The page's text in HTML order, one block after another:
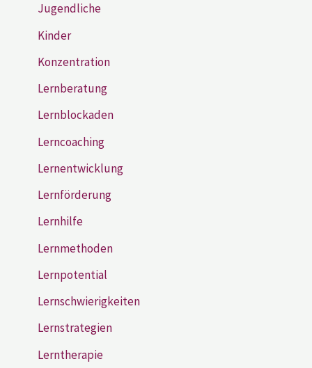
Jugendliche
Kinder
Konzentration
Lernberatung
Lernblockaden
Lerncoaching
Lernentwicklung
Lernförderung
Lernhilfe
Lernmethoden
Lernpotential
Lernschwierigkeiten
Lernstrategien
Lerntherapie